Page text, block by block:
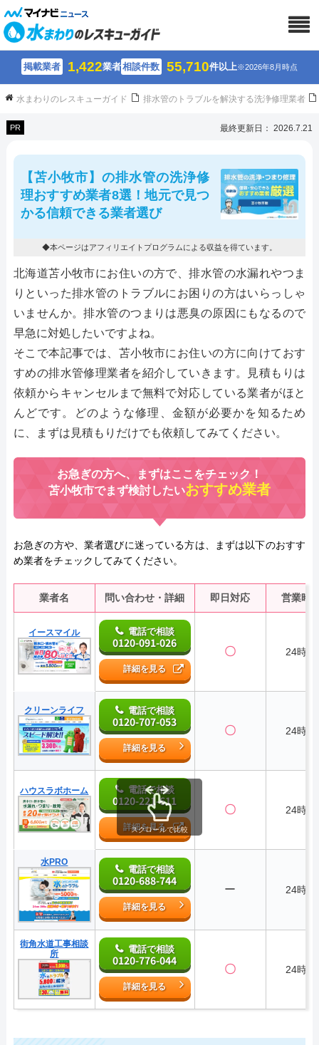
掲載業者 1,422業者相談件数 55,710件以上※2026年8月時点
水まわりのレスキューガイド 排水管のトラブルを解決する洗浄修理業者
PR 最終更新日： 2026.7.21
【苫小牧市】の排水管の洗浄修
理おすすめ業者8選！地元で見つ
かる信頼できる業者選び
◆本ページはアフィリエイトプログラムによる収益を得ています。
北海道苫小牧市にお住いの方で、排水管の水漏れやつま
りといった排水管のトラブルにお困りの方はいらっしゃ
いませんか。排水管のつまりは悪臭の原因にもなるので
早急に対処したいですよね。
そこで本記事では、苫小牧市にお住いの方に向けておす
すめの排水管修理業者を紹介していきます。見積もりは
依頼からキャンセルまで無料で対応している業者がほと
んどです。どのような修理、金額が必要かを知るため
に、まずは見積もりだけでも依頼してみてください。
お急ぎの方へ、まずはここをチェック！
苫小牧市でまず検討したいおすすめ業者
お急ぎの方や、業者選びに迷っている方は、まずは以下のおすす
め業者をチェックしてみてください。
業者名 問い合わせ・詳細 即日対応 営業時
イースマイル 電話で相談
0120-091-026
詳細を見る
〇 24時間
クリーンライフ 電話で相談
0120-707-053
詳細を見る
〇 24時間
ハウスラボホーム 電話で相談
0120-221-611
詳細を見る
〇 24時間
水PRO
電話で相談
0120-688-744
詳細を見る
ー 24時間
街角水道工事相談
所
電話で相談
0120-776-044
詳細を見る
〇 24時間
スクロールで比較